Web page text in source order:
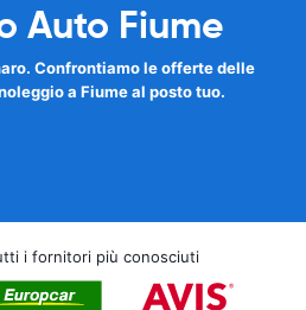
Auto Fiume
Confrontiamo le offerte delle
a Fiume al posto tuo.
i fornitori più conosciuti